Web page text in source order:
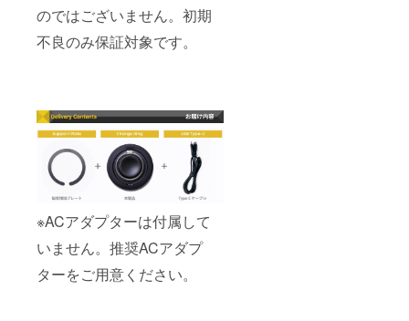
のではございません。初期
不良のみ保証対象です。
※ACアダプターは付属して
いません。推奨ACアダプ
ターをご用意ください。